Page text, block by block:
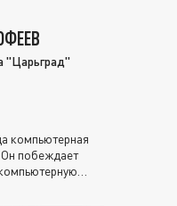
"Царьград"
компьютерная
Он побеждает